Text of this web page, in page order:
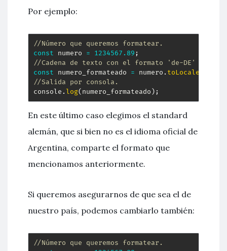
Por ejemplo:
//Número que queremos formatear.
const numero = 1234567.89 ;
//Cadena de texto con el formato 'de-DE'
const numero_formateado = numero . toLocaleString
//Salida por consola.
console .log(numero_formateado) ;
En este último caso elegimos el standard
alemán, que si bien no es el idioma oficial de
Argentina, comparte el formato que
mencionamos anteriormente.
Si queremos asegurarnos de que sea el de
nuestro país, podemos cambiarlo también:
//Número que queremos formatear.